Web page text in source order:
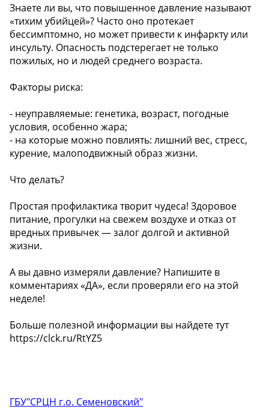
Знаете ли вы, что повышенное давление называют
«тихим убийцей»? Часто оно протекает
бессимптомно, но может привести к инфаркту или
инсульту. Опасность подстерегает не только
пожилых, но и людей среднего возраста.
Факторы риска:
- неуправляемые: генетика, возраст, погодные
условия, особенно жара;
- на которые можно повлиять: лишний вес, стресс,
курение, малоподвижный образ жизни.
Что делать?
Простая профилактика творит чудеса! Здоровое
питание, прогулки на свежем воздухе и отказ от
вредных привычек — залог долгой и активной
жизни.
А вы давно измеряли давление? Напишите в
комментариях «ДА», если проверяли его на этой
неделе!
Больше полезной информации вы найдете тут
https://clck.ru/RtYZ5
ГБУ"СРЦН г.о. Семеновский"